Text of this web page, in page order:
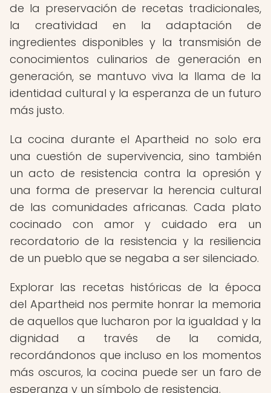
de la preservación de recetas tradicionales,
la creatividad en la adaptación de
ingredientes disponibles y la transmisión de
conocimientos culinarios de generación en
generación, se mantuvo viva la llama de la
identidad cultural y la esperanza de un futuro
más justo.
La cocina durante el Apartheid no solo era
una cuestión de supervivencia, sino también
un acto de resistencia contra la opresión y
una forma de preservar la herencia cultural
de las comunidades africanas. Cada plato
cocinado con amor y cuidado era un
recordatorio de la resistencia y la resiliencia
de un pueblo que se negaba a ser silenciado.
Explorar las recetas históricas de la época
del Apartheid nos permite honrar la memoria
de aquellos que lucharon por la igualdad y la
dignidad a través de la comida,
recordándonos que incluso en los momentos
más oscuros, la cocina puede ser un faro de
esperanza y un símbolo de resistencia.